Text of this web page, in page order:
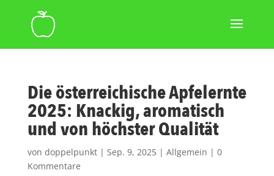
Die österreichische Apfelernte
2025: Knackig, aromatisch
und von höchster Qualität
von doppelpunkt| Sep. 9, 2025| Allgemein | 0
Kommentare